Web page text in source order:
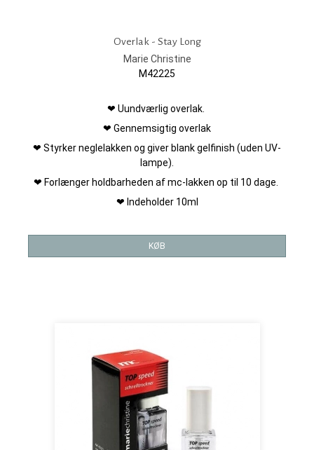
Overlak - Stay Long
Marie Christine
M42225
❤ Uundværlig overlak.
❤ Gennemsigtig overlak
❤ Styrker neglelakken og giver blank gelfinish (uden UV-
lampe).
❤ Forlænger holdbarheden af mc-lakken op til 10 dage.
❤ Indeholder 10ml
KØB